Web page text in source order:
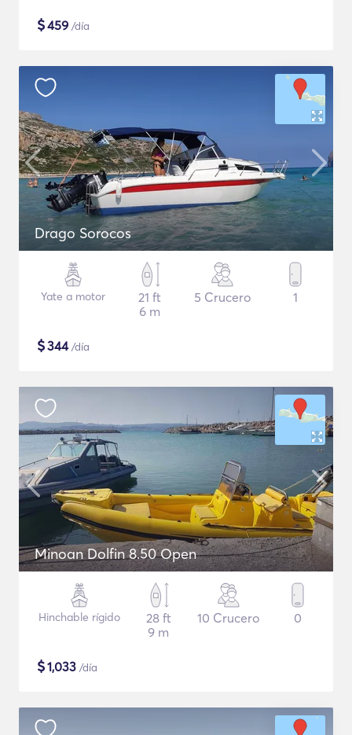
$459 /día
Drago Sorocos
Yate a motor
21 ft
6 m
5 Crucero 1
$344/día
Minoan Dolfin 8.50 Open
Hinchable rígido
28 ft
9 m
10 Crucero 0
$1,033 /día